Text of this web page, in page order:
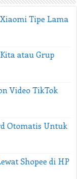
Tipe Lama
atau Grup
Video TikTok
Otomatis Untuk
Shopee di HP